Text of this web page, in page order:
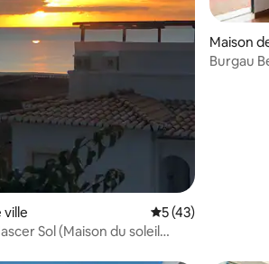
la base de 96 commentaires : 4,99 sur 5
ville Évaluation
5 (43)
du soleil
Maison
Burgau